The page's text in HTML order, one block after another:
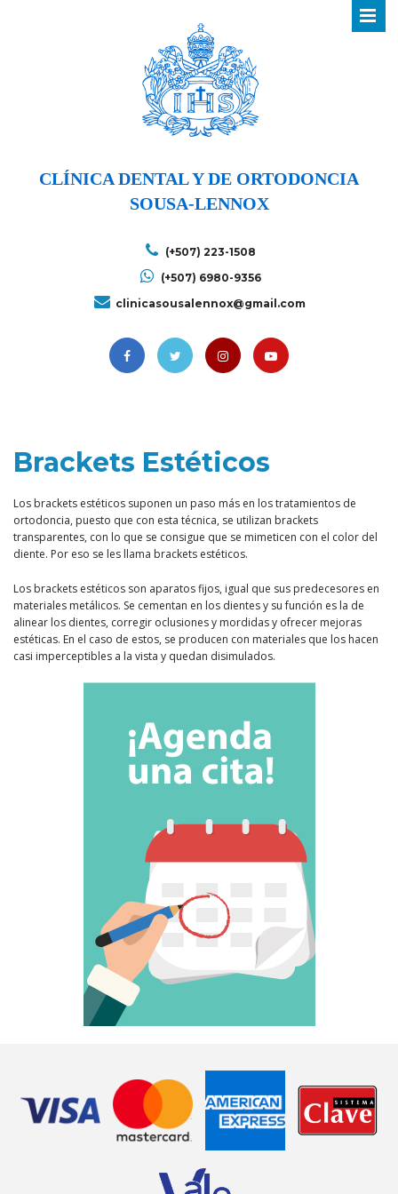
CLÍNICA DENTAL Y DE ORTODONCIA
SOUSA-LENNOX
(+507) 223-1508
(+507) 6980-9356
clinicasousalennox@gmail.com
Brackets Estéticos
Los brackets estéticos suponen un paso más en los tratamientos de
ortodoncia, puesto que con esta técnica, se utilizan brackets
transparentes, con lo que se consigue que se mimeticen con el color del
diente. Por eso se les llama brackets estéticos.
Los brackets estéticos son aparatos fijos, igual que sus predecesores en
materiales metálicos. Se cementan en los dientes y su función es la de
alinear los dientes, corregir oclusiones y mordidas y ofrecer mejoras
estéticas. En el caso de estos, se producen con materiales que los hacen
casi imperceptibles a la vista y quedan disimulados.